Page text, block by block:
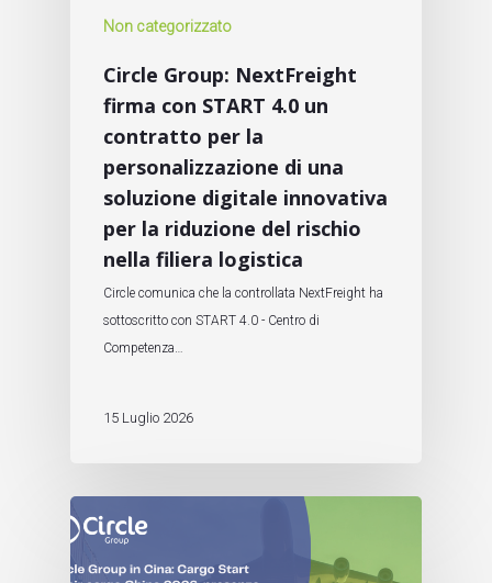
Non categorizzato
Circle Group: NextFreight
firma con START 4.0 un
contratto per la
personalizzazione di una
soluzione digitale innovativa
per la riduzione del rischio
nella filiera logistica
Circle comunica che la controllata NextFreight ha
sottoscritto con START 4.0 - Centro di
Competenza…
15 Luglio 2026